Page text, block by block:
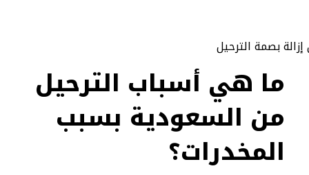
ما هي أسباب الترحيل
من السعودية بسبب
المخدرات؟